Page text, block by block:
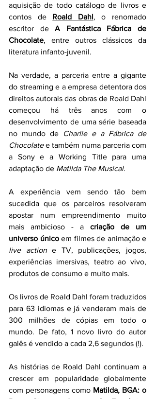
aquisição de todo catálogo de livros e
contos de Roald Dahl, o renomado
escritor de A Fantástica Fábrica de
Chocolate, entre outros clássicos da
literatura infanto-juvenil.
Na verdade, a parceria entre a gigante
do streaming e a empresa detentora dos
direitos autorais das obras de Roald Dahl
começou há três anos com o
desenvolvimento de uma série baseada
no mundo de
Charlie e a Fábrica de
Chocolate e também numa parceria com
a Sony e a Working Title para uma
adaptação de Matilda The Musical.
A experiência vem sendo tão bem
sucedida que os parceiros resolveram
apostar num empreendimento muito
mais ambicioso - a criação de um
universo único
live action e TV, publicações, jogos,
experiências imersivas, teatro ao vivo,
produtos de consumo e muito mais.
Os livros de Roald Dahl foram traduzidos
para 63 idiomas e já venderam mais de
300 milhões de cópias em todo o
mundo. De fato, 1 novo livro do autor
galês é vendido a cada 2,6 segundos (!).
As histórias de Roald Dahl continuam a
crescer em popularidade globalmente
com personagens como Matilda, BGA: o